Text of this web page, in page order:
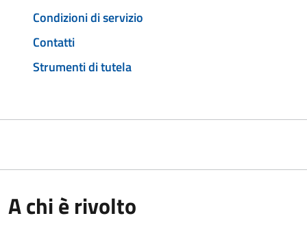
Condizioni di servizio
Contatti
Strumenti di tutela
A chi è rivolto